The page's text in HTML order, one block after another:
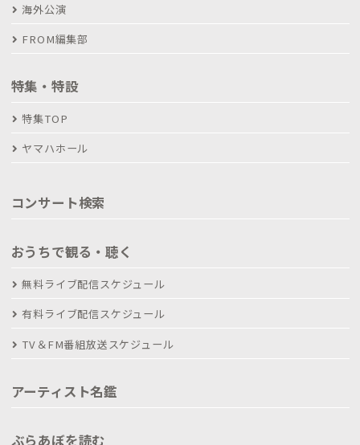
海外公演
FROM編集部
特集・特設
特集TOP
ヤマハホール
コンサート検索
おうちで観る・聴く
無料ライブ配信スケジュール
有料ライブ配信スケジュール
TV＆FM番組放送スケジュール
アーティスト名鑑
ぶらあぼを読む